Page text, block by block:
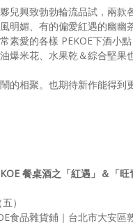
兒興致勃勃輪流品試，兩款
明媚、有的偏愛紅遇的幽幽
素愛的各樣 PEKOE下酒小
爆米花、水果乾＆綜合堅果
的相聚。也期待新作能得到
餐桌酒之「紅遇」＆「
）
食品雜貨鋪｜台北市大安區